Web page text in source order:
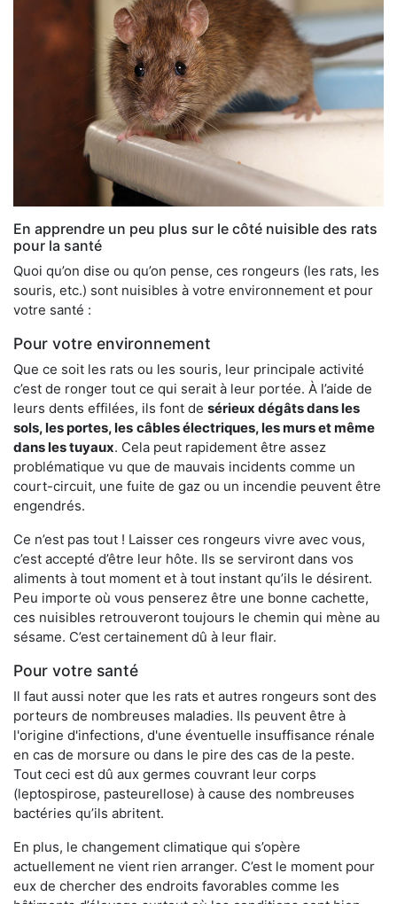
En apprendre un peu plus sur le côté nuisible des rats
pour la santé
Quoi qu’on dise ou qu’on pense, ces rongeurs (les rats, les
souris, etc.) sont nuisibles à votre environnement et pour
votre santé :
Pour votre environnement
Que ce soit les rats ou les souris, leur principale activité
c’est de ronger tout ce qui serait à leur portée. À l’aide de
leurs dents effilées, ils font de sérieux dégâts dans les
sols, les portes, les câbles électriques, les murs et même
dans les tuyaux. Cela peut rapidement être assez
problématique vu que de mauvais incidents comme un
court-circuit, une fuite de gaz ou un incendie peuvent être
engendrés.
Ce n’est pas tout ! Laisser ces rongeurs vivre avec vous,
c’est accepté d’être leur hôte. Ils se serviront dans vos
aliments à tout moment et à tout instant qu’ils le désirent.
Peu importe où vous penserez être une bonne cachette,
ces nuisibles retrouveront toujours le chemin qui mène au
sésame. C’est certainement dû à leur flair.
Pour votre santé
Il faut aussi noter que les rats et autres rongeurs sont des
porteurs de nombreuses maladies. Ils peuvent être à
l'origine d'infections, d'une éventuelle insuffisance rénale
en cas de morsure ou dans le pire des cas de la peste.
Tout ceci est dû aux germes couvrant leur corps
(leptospirose, pasteurellose) à cause des nombreuses
bactéries qu’ils abritent.
En plus, le changement climatique qui s’opère
actuellement ne vient rien arranger. C’est le moment pour
eux de chercher des endroits favorables comme les